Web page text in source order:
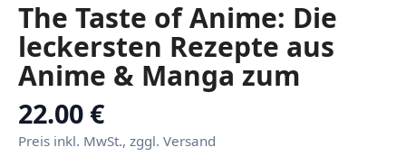
The Taste of Anime: Die
leckersten Rezepte aus
Anime & Manga zum
Nachkochen von Kurono
22.00 €
Preis inkl. MwSt., zggl. Versand